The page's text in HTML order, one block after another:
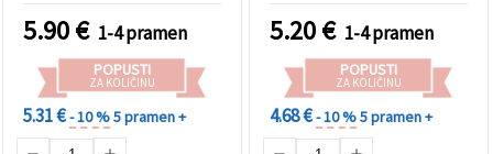
– materijal za izradu
nakita i nizanje perli
5.90€ 1-4 pramen
POPUSTI
ZA KOLIČINU
5.31 €- 10 %5 pramen +
5.20€ 1-4 pramen
POPUSTI
ZA KOLIČINU
4.68 €- 10 %5 pramen +